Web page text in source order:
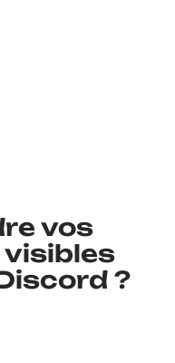
vos
visibles
?